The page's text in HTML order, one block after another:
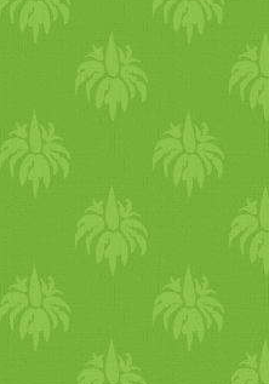
az
meleg
ítve az
is
szép vöröses
bevethető